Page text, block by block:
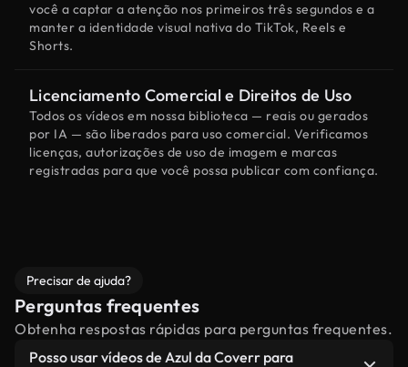
você a captar a atenção nos primeiros três segundos e a
manter a identidade visual nativa do TikTok, Reels e
Shorts.
Licenciamento Comercial e Direitos de Uso
Todos os vídeos em nossa biblioteca — reais ou gerados
por IA — são liberados para uso comercial. Verificamos
licenças, autorizações de uso de imagem e marcas
registradas para que você possa publicar com confiança.
Precisar de ajuda?
Perguntas frequentes
Obtenha respostas rápidas para perguntas frequentes.
Posso usar vídeos de Azul da Coverr para